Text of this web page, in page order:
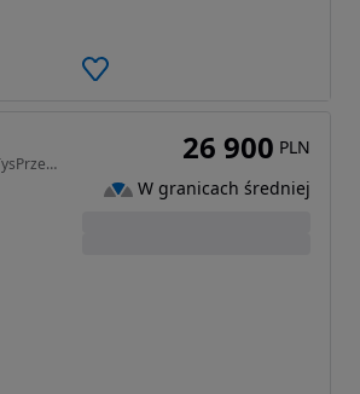
1598 cm3 • 115 KM • SEDAN~1.6i_115ps~Tylko112TysPrzebiegu~Serwisowana~ALU.18~UNIKAT 26 900 PLN
W granicach średniej